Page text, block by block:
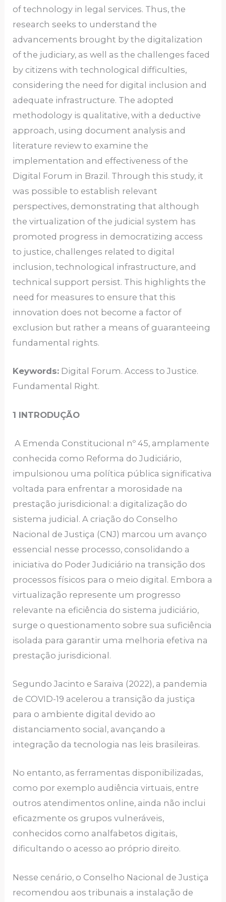
of technology in legal services. Thus, the
research seeks to understand the
advancements brought by the digitalization
of the judiciary, as well as the challenges faced
by citizens with technological difficulties,
considering the need for digital inclusion and
adequate infrastructure. The adopted
methodology is qualitative, with a deductive
approach, using document analysis and
literature review to examine the
implementation and effectiveness of the
Digital Forum in Brazil. Through this study, it
was possible to establish relevant
perspectives, demonstrating that although
the virtualization of the judicial system has
promoted progress in democratizing access
to justice, challenges related to digital
inclusion, technological infrastructure, and
technical support persist. This highlights the
need for measures to ensure that this
innovation does not become a factor of
exclusion but rather a means of guaranteeing
fundamental rights.
Keywords: Digital Forum. Access to Justice.
Fundamental Right.
1 INTRODUÇÃO
A Emenda Constitucional nº 45, amplamente
conhecida como Reforma do Judiciário,
impulsionou uma política pública significativa
voltada para enfrentar a morosidade na
prestação jurisdicional: a digitalização do
sistema judicial. A criação do Conselho
Nacional de Justiça (CNJ) marcou um avanço
essencial nesse processo, consolidando a
iniciativa do Poder Judiciário na transição dos
processos físicos para o meio digital. Embora a
virtualização represente um progresso
relevante na eficiência do sistema judiciário,
surge o questionamento sobre sua suficiência
isolada para garantir uma melhoria efetiva na
prestação jurisdicional.
Segundo Jacinto e Saraiva (2022), a pandemia
de COVID-19 acelerou a transição da justiça
para o ambiente digital devido ao
distanciamento social, avançando a
integração da tecnologia nas leis brasileiras.
No entanto, as ferramentas disponibilizadas,
como por exemplo audiência virtuais, entre
outros atendimentos online, ainda não inclui
eficazmente os grupos vulneráveis,
conhecidos como analfabetos digitais,
dificultando o acesso ao próprio direito.
Nesse cenário, o Conselho Nacional de Justiça
recomendou aos tribunais a instalação de